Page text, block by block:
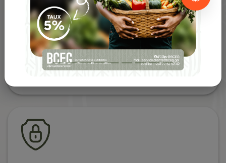
I Innovation
Nous favorisons une culture d'innovation à travers un
service bancaire digitalisé, pratique et personnalisé.